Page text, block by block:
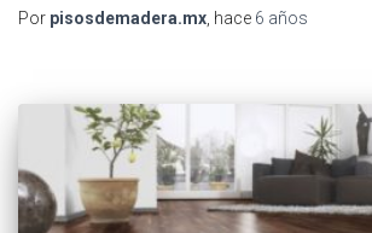
Por pisosdemadera.mx , hace 6 años